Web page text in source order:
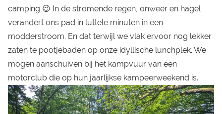
camping 😉 In de stromende regen, onweer en hagel
verandert ons pad in luttele minuten in een
modderstroom. En dat terwijl we vlak ervoor nog lekker
zaten te pootjebaden op onze idyllische lunchplek. We
mogen aanschuiven bij het kampvuur van een
motorclub die op hun jaarlijkse kampeerweekend is.